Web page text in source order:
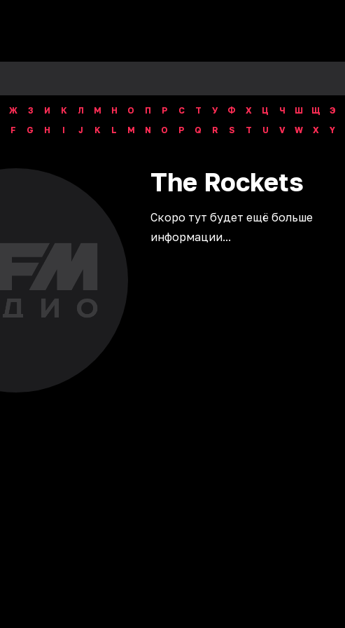
Ж З И К Л М Н О П Р С Т У Ф Х Ц Ч Ш Щ Э
F G H I J K L M N O P Q R S T U V W X Y
The Rockets
Скоро тут будет ещё больше
информации...